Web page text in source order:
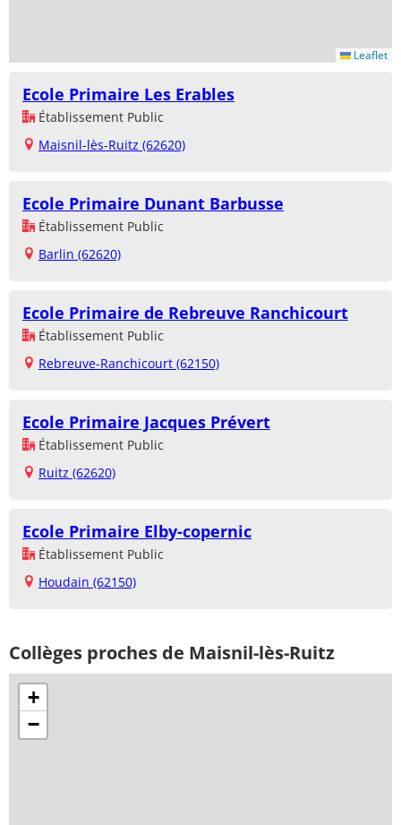
Leaflet
Ecole Primaire Les Erables
Établissement Public
Maisnil-lès-Ruitz (62620)
Ecole Primaire Dunant Barbusse
Établissement Public
Barlin (62620)
Ecole Primaire de Rebreuve Ranchicourt
Établissement Public
Rebreuve-Ranchicourt (62150)
Ecole Primaire Jacques Prévert
Établissement Public
Ruitz (62620)
Ecole Primaire Elby-copernic
Établissement Public
Houdain (62150)
Collèges proches de Maisnil-lès-Ruitz
+
−